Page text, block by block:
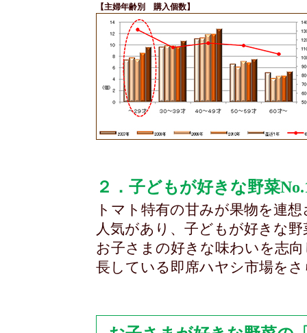
【主婦年齢別 購入個数】
２．子どもが好きな野菜
トマト特有の甘みが果物を連
人気があり、子どもが好きな
お子さまの好きな味わいを志
長している即席ハヤシ市場を